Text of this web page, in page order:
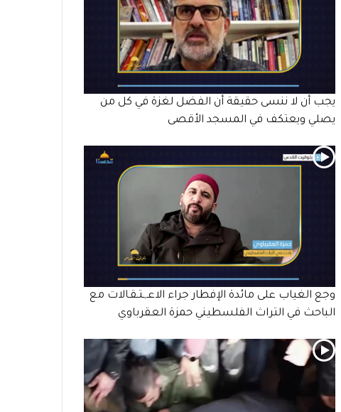
يجب أن لا ننسى حقيقة أن الفضل لغزة في كل من
يصلي ويعتكف في المسجد الأقصى
وجع الغياب على مائدة الإفطار جراء الاعـ,ـتـقـالات مع
الباحث في التراث الفلسطيني حمزة العقرباوي